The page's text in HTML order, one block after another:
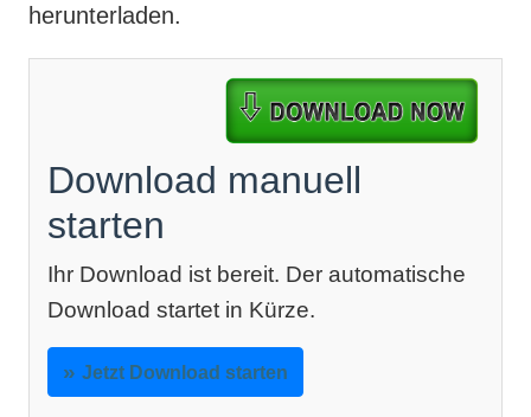
herunterladen.
Download manuell
starten
Ihr Download ist bereit. Der automatische
Download startet in Kürze.
Jetzt Download starten